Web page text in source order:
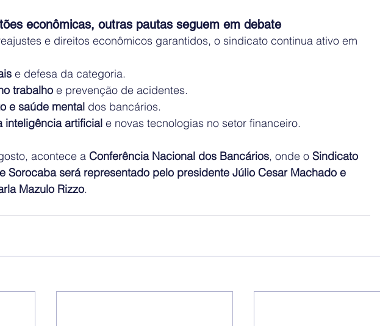
econômicas, outras pautas seguem em debate
e direitos econômicos garantidos, o sindicato continua ativo em
e defesa da categoria.
trabalho e prevenção de acidentes.
e saúde mental dos bancários.
inteligência artificial e novas tecnologias no setor financeiro.
acontece a Conferência Nacional dos Bancários, onde o Sindicato
Sorocaba será representado pelo presidente Júlio Cesar Machado e
Mazulo Rizzo.